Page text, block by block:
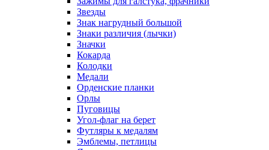
Звезды
Знак нагрудный большой
Знаки различия (лычки)
Значки
Кокарда
Колодки
Медали
Орденские планки
Орлы
Пуговицы
Угол-флаг на берет
Футляры к медалям
Эмблемы, петлицы